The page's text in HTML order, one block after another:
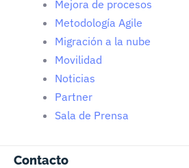
Mejora de procesos
Metodología Agile
Migración a la nube
Movilidad
Noticias
Partner
Sala de Prensa
Contacto